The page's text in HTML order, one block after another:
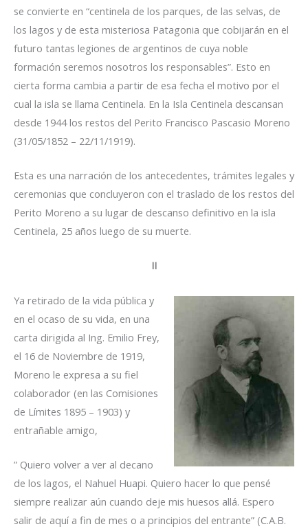
se convierte en “centinela de los parques, de las selvas, de
los lagos y de esta misteriosa Patagonia que cobijarán en el
futuro tantas legiones de argentinos de cuya noble
formación seremos nosotros los responsables”. Esto en
cierta forma cambia a partir de esa fecha el motivo por el
cual la isla se llama Centinela. En la Isla Centinela descansan
desde 1944 los restos del Perito Francisco Pascasio Moreno
(31/05/1852 – 22/11/1919).
Esta es una narración de los antecedentes, trámites legales y
ceremonias que concluyeron con el traslado de los restos del
Perito Moreno a su lugar de descanso definitivo en la isla
Centinela, 25 años luego de su muerte.
II
Ya retirado de la vida pública y
en el ocaso de su vida, en una
carta dirigida al Ing. Emilio Frey,
el 16 de Noviembre de 1919,
Moreno le expresa a su fiel
colaborador (en las Comisiones
de Límites 1895 – 1903) y
entrañable amigo,
” Quiero volver a ver al decano
de los lagos, el Nahuel Huapi. Quiero hacer lo que pensé
siempre realizar aún cuando deje mis huesos allá. Espero
salir de aquí a fin de mes o a principios del entrante” (C.A.B.